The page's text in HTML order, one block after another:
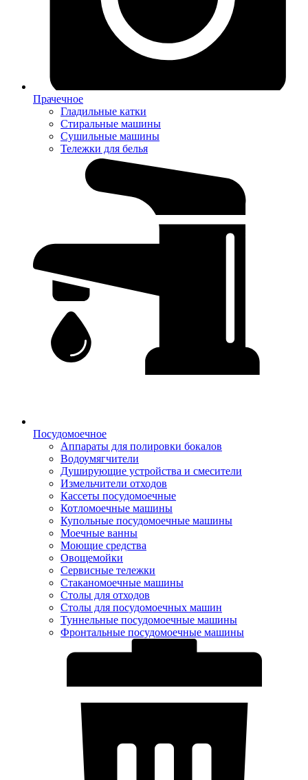
Прачечное
Гладильные катки
Стиральные машины
Сушильные машины
Тележки для белья
Посудомоечное
Аппараты для полировки бокалов
Водоумягчители
Душирующие устройства и смесители
Измельчители отходов
Кассеты посудомоечные
Котломоечные машины
Купольные посудомоечные машины
Моечные ванны
Моющие средства
Овощемойки
Сервисные тележки
Стаканомоечные машины
Столы для отходов
Столы для посудомоечных машин
Туннельные посудомоечные машины
Фронтальные посудомоечные машины